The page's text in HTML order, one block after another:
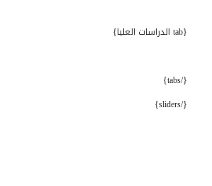
{tab الدراسات العليا}
{/tabs}
{/sliders}